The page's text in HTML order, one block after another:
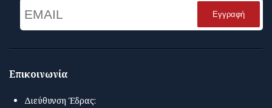
Name
Επικοινωνία
Διεύθυνση Έδρας: